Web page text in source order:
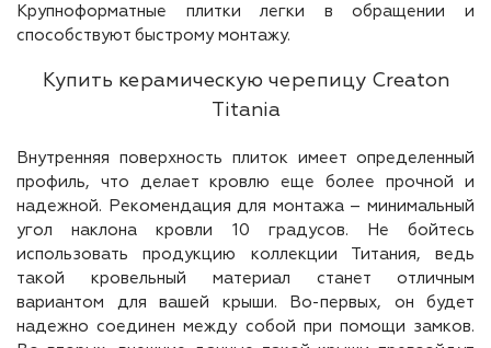
Крупноформатные плитки легки в обращении и
способствуют быстрому монтажу.
Купить керамическую черепицу Creaton
Titania
Внутренняя поверхность плиток имеет определенный
профиль, что делает кровлю еще более прочной и
надежной. Рекомендация для монтажа – минимальный
угол наклона кровли 10 градусов. Не бойтесь
использовать продукцию коллекции Титания, ведь
такой кровельный материал станет отличным
вариантом для вашей крыши. Во-первых, он будет
надежно соединен между собой при помощи замков.